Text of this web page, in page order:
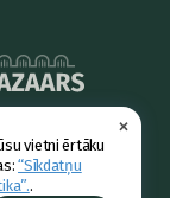
×
vietni ērtāku
“Sīkdatņu
.